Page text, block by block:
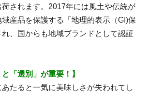
されます。2017年には風土や伝統が
産品を保護する「地理的表示（GI)保
、国からも地域ブランドとして認証
「選別」が重要！】
たると一気に美味しさが失われてし